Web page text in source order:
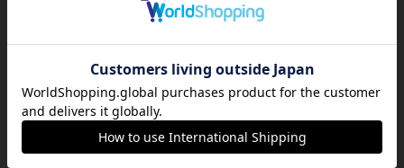
第1回 ボドチャカ！（実は主催者バースデー）日時
2030年 06月01日 土曜日
13:51～13:51
1